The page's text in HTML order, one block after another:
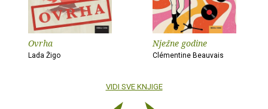
Ovrha
Lada Žigo
Nježne godine
Clémentine Beauvais
VIDI SVE KNJIGE